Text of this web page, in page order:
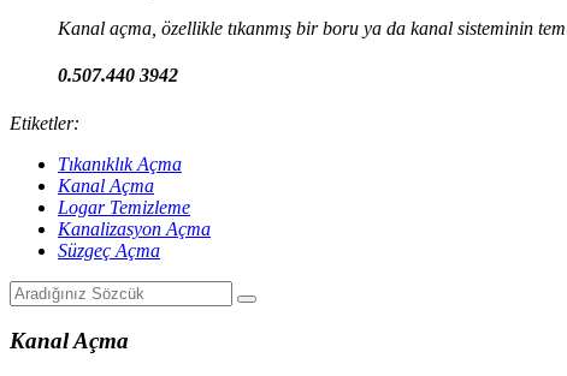
Kanal açma, özellikle tıkanmış bir boru ya da kanal sisteminin
0.507.440 3942
Etiketler:
Tıkanıklık Açma
Kanal Açma
Logar Temizleme
Kanalizasyon Açma
Süzgeç Açma
Kanal Açma